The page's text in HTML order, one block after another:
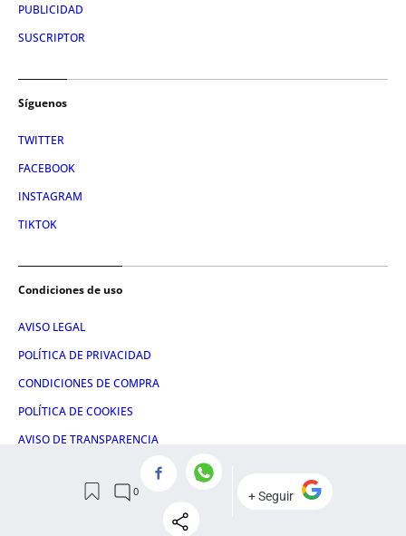
PUBLICIDAD
SUSCRIPTOR
Síguenos
TWITTER
FACEBOOK
INSTAGRAM
TIKTOK
Condiciones de uso
AVISO LEGAL
POLÍTICA DE PRIVACIDAD
CONDICIONES DE COMPRA
POLÍTICA DE COOKIES
AVISO DE TRANSPARENCIA
© 2026 El León de El Español Publicaciones S.A.